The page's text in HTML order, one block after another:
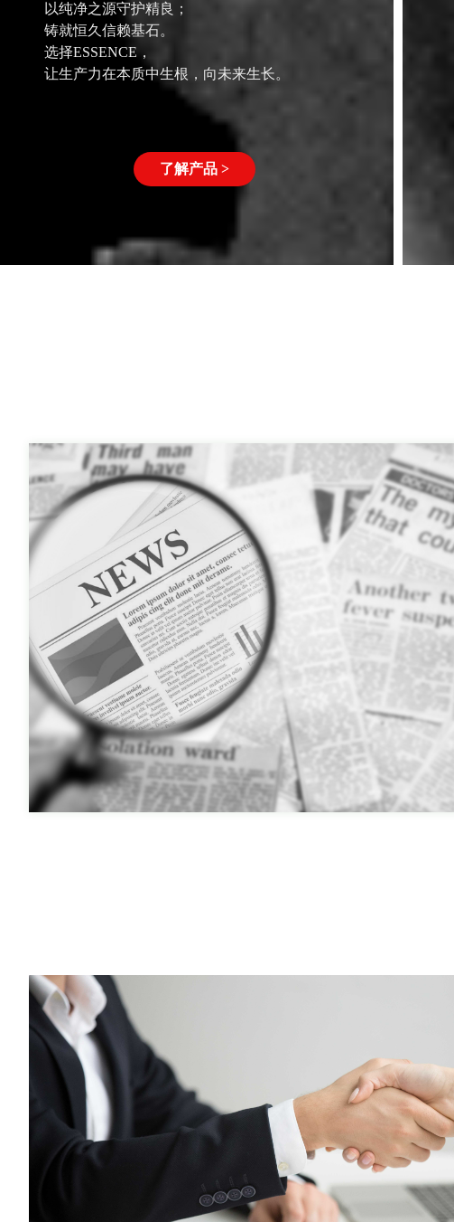
以纯净之源守护精良；
铸就恒久信赖基石。
选择ESSENCE，
让生产力在本质中生根，向未来生长。
了解产品 >